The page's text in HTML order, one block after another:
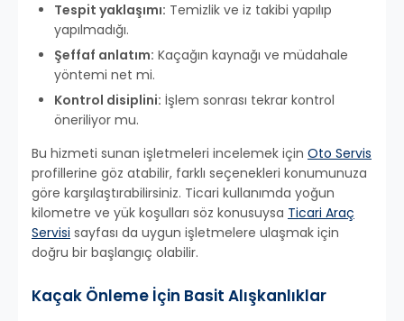
Tespit yaklaşımı: Temizlik ve iz takibi yapılıp
yapılmadığı.
Şeffaf anlatım: Kaçağın kaynağı ve müdahale
yöntemi net mi.
Kontrol disiplini: İşlem sonrası tekrar kontrol
öneriliyor mu.
Bu hizmeti sunan işletmeleri incelemek için Oto Servis
profillerine göz atabilir, farklı seçenekleri konumunuza
göre karşılaştırabilirsiniz. Ticari kullanımda yoğun
kilometre ve yük koşulları söz konusuysa Ticari Araç
Servisi sayfası da uygun işletmelere ulaşmak için
doğru bir başlangıç olabilir.
Kaçak Önleme İçin Basit Alışkanlıklar